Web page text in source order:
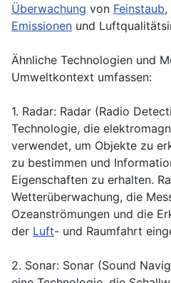
Überwachung von Feinstaub,
Emissionen und
Ähnliche Technologien und
Umweltkontext umfassen:
1. Radar: Radar (Radio
Technologie, die
verwendet, um Objekte zu
zu bestimmen und
Eigenschaften zu erhalten.
Wetterüberwachung, die
Ozeanströmungen und die
der Luft- und Raumfahrt
2. Sonar: Sonar (Sound